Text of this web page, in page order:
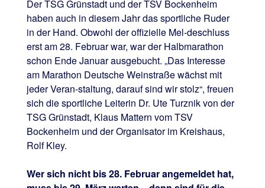
Der TSG Grünstadt und der TSV Bockenheim
haben auch in diesem Jahr das sportliche Ruder
in der Hand. Obwohl der offizielle Mel-deschluss
erst am 28. Februar war, war der Halbmarathon
schon Ende Januar ausgebucht. „Das Interesse
am Marathon Deutsche Weinstraße wächst mit
jeder Veran-staltung, darauf sind wir stolz“, freuen
sich die sportliche Leiterin Dr. Ute Turznik von der
TSG Grünstadt, Klaus Mattern vom TSV
Bockenheim und der Organisator im Kreishaus,
Rolf Kley.
Wer sich nicht bis 28. Februar angemeldet hat,